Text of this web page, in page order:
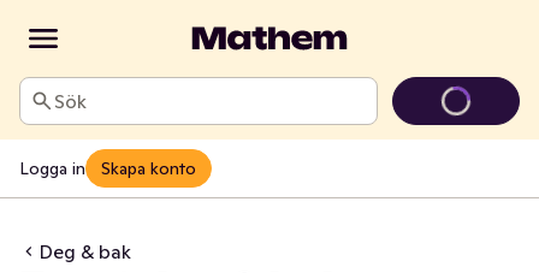
Sök
Logga in Skapa konto
Deg & bak